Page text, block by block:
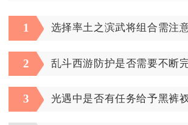
1 选择率土之滨武将组合需注
2 乱斗西游防护是否需要不断
3 光遇中是否有任务给予黑裤衩